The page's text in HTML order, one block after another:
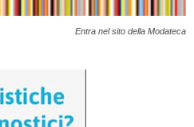
Entra nel sito della Modateca